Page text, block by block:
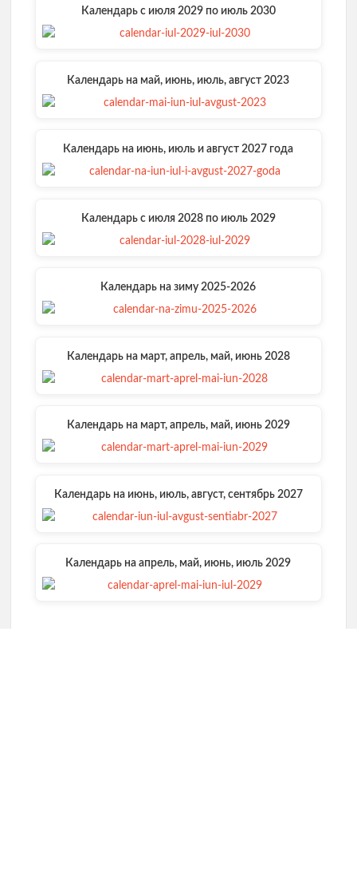
Календарь с июля 2029 по июль 2030
Календарь на май, июнь, июль, август 2023
Календарь на июнь, июль и август 2027 года
Календарь с июля 2028 по июль 2029
Календарь на зиму 2025-2026
Календарь на март, апрель, май, июнь 2028
Календарь на март, апрель, май, июнь 2029
Календарь на июнь, июль, август, сентябрь 2027
Календарь на апрель, май, июнь, июль 2029